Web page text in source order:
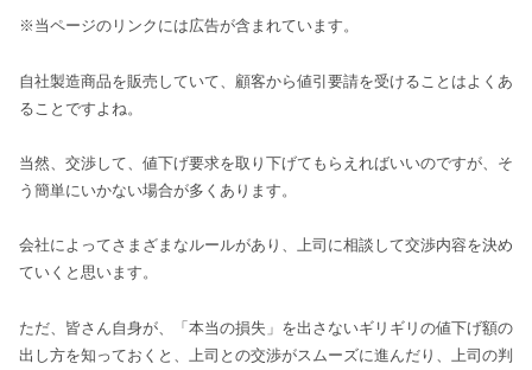
※当ページのリンクには広告が含まれています。
自社製造商品を販売していて、顧客から値引要請を受けることはよくあ
ることですよね。
当然、交渉して、値下げ要求を取り下げてもらえればいいのですが、そ
う簡単にいかない場合が多くあります。
会社によってさまざまなルールがあり、上司に相談して交渉内容を決め
ていくと思います。
ただ、皆さん自身が、「本当の損失」を出さないギリギリの値下げ額の
出し方を知っておくと、上司との交渉がスムーズに進んだり、上司の判